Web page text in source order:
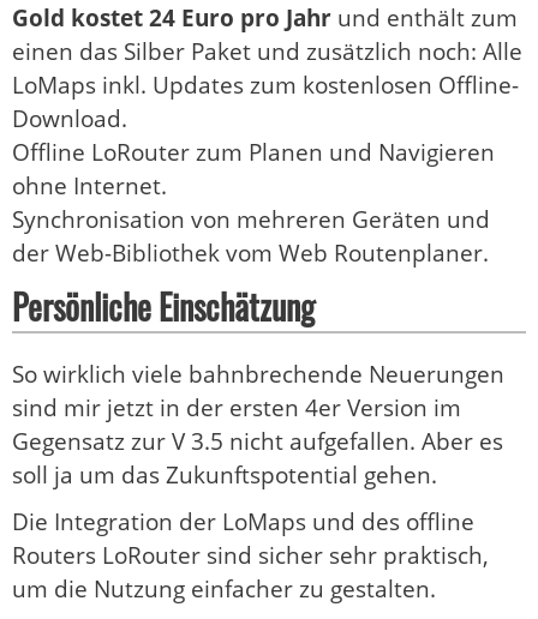
Gold kostet 24 Euro pro Jahr und enthält zum
einen das Silber Paket und zusätzlich noch: Alle
LoMaps inkl. Updates zum kostenlosen Offline-
Download.
Offline LoRouter zum Planen und Navigieren
ohne Internet.
Synchronisation von mehreren Geräten und
der Web-Bibliothek vom Web Routenplaner.
Persönliche Einschätzung
So wirklich viele bahnbrechende Neuerungen
sind mir jetzt in der ersten 4er Version im
Gegensatz zur V 3.5 nicht aufgefallen. Aber es
soll ja um das Zukunftspotential gehen.
Die Integration der LoMaps und des offline
Routers LoRouter sind sicher sehr praktisch,
um die Nutzung einfacher zu gestalten.